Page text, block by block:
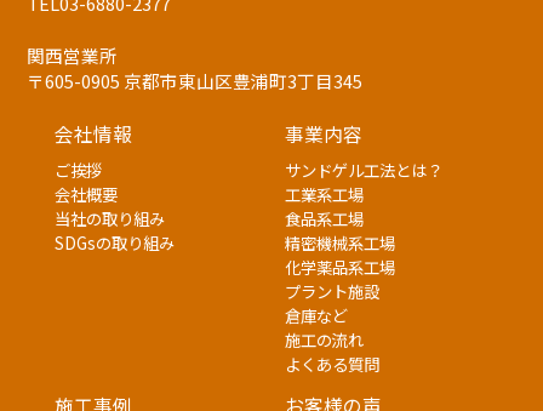
関西営業所
〒605-0905 京都市東山区豊浦町3丁目345
会社情報
ご挨拶
会社概要
当社の取り組み
SDGsの取り組み
事業内容
サンドゲル工法とは？
工業系工場
食品系工場
精密機械系工場
化学薬品系工場
プラント施設
倉庫など
施工の流れ
よくある質問